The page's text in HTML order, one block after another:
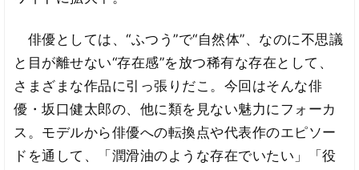
俳優としては、“ふつう”で“自然体”、なのに不思議
と目が離せない“存在感”を放つ稀有な存在として、
さまざまな作品に引っ張りだこ。今回はそんな俳
優・坂口健太郎の、他に類を見ない魅力にフォーカ
ス。モデルから俳優への転換点や代表作のエピソー
ドを通して、「潤滑油のような存在でいたい」「役